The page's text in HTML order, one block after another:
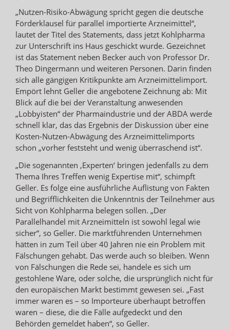
„Nutzen-Risiko-Abwägung spricht gegen die deutsche
Förderklausel für parallel importierte Arzneimittel“,
lautet der Titel des Statements, dass jetzt Kohlpharma
zur Unterschrift ins Haus geschickt wurde. Gezeichnet
ist das Statement neben Becker auch von Professor Dr.
Theo Dingermann und weiteren Personen. Darin finden
sich alle gängigen Kritikpunkte am Arzneimittelimport.
Empört lehnt Geller die angebotene Zeichnung ab: Mit
Blick auf die bei der Veranstaltung anwesenden
„Lobbyisten“ der Pharmaindustrie und der ABDA werde
schnell klar, das das Ergebnis der Diskussion über eine
Kosten-Nutzen-Abwägung des Arzneimittelimports
schon „vorher feststeht und wenig überraschend ist“.
„Die sogenannten ‚Experten‘ bringen jedenfalls zu dem
Thema Ihres Treffen wenig Expertise mit“, schimpft
Geller. Es folge eine ausführliche Auflistung von Fakten
und Begrifflichkeiten die Unkenntnis der Teilnehmer aus
Sicht von Kohlpharma belegen sollen. „Der
Parallelhandel mit Arzneimitteln ist sowohl legal wie
sicher“, so Geller. Die marktführenden Unternehmen
hätten in zum Teil über 40 Jahren nie ein Problem mit
Fälschungen gehabt. Das werde auch so bleiben. Wenn
von Fälschungen die Rede sei, handele es sich um
gestohlene Ware, oder solche, die ursprünglich nicht für
den europäischen Markt bestimmt gewesen sei. „Fast
immer waren es – so Importeure überhaupt betroffen
waren – diese, die die Fälle aufgedeckt und den
Behörden gemeldet haben“, so Geller.